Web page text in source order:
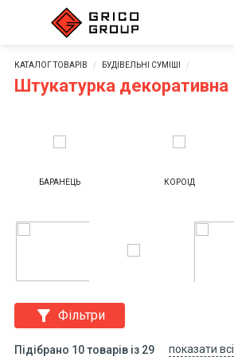
КАТАЛОГ ТОВАРІВ БУДІВЕЛЬНІ СУМІШІ
Штукатурка декоративна
БАРАНЕЦЬ КОРОЇД
filter_alt Фільтри
Підібрано 10 товарів із 29 показати всі